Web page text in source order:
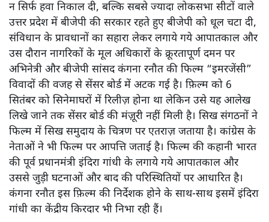
न सिर्फ हवा निकाल दी, बल्कि सबसे ज्यादा लोकसभा सीटों वाले
उत्तर प्रदेश में बीजेपी की सरकार रहते हुए बीजेपी को धूल चटा दी,
संविधान के प्रावधानों का सहारा लेकर लगाये गये आपातकाल और
उस दौरान नागरिकों के मूल अधिकारों के क्रूरतापूर्ण दमन पर
अभिनेत्री और बीजेपी सांसद कंगना रनौत की फिल्म “इमरजेंसी”
विवादों की वजह से सेंसर बोर्ड में अटक गई है। फ़िल्म को 6
सितंबर को सिनेमाघरों में रिलीज़ होना था लेकिन उसे यह आलेख
लिखे जाने तक सेंसर बोर्ड की मंज़ूरी नहीं मिली है। सिख संगठनों ने
फिल्म में सिख समुदाय के चित्रण पर एतराज़ जताया है। कांग्रेस के
नेताओं ने भी फिल्म पर आपत्ति जताई है। फिल्म की कहानी भारत
की पूर्व प्रधानमंत्री इंदिरा गांधी के लगाये गये आपातकाल और
उससे जुड़ी घटनाओं और बाद की परिस्थितियों पर आधारित है।
कंगना रनौत इस फ़िल्म की निर्देशक होने के साथ-साथ इसमें इंदिरा
गांधी का केंद्रीय किरदार भी निभा रही हैं।